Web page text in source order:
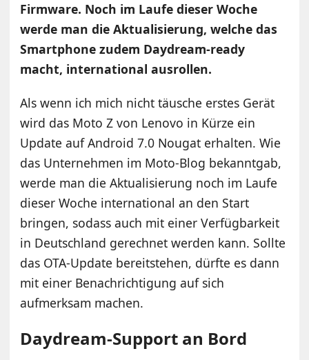
Firmware. Noch im Laufe dieser Woche
werde man die Aktualisierung, welche das
Smartphone zudem Daydream-ready
macht, international ausrollen.
Als wenn ich mich nicht täusche erstes Gerät
wird das Moto Z von Lenovo in Kürze ein
Update auf Android 7.0 Nougat erhalten. Wie
das Unternehmen im Moto-Blog bekanntgab,
werde man die Aktualisierung noch im Laufe
dieser Woche international an den Start
bringen, sodass auch mit einer Verfügbarkeit
in Deutschland gerechnet werden kann. Sollte
das OTA-Update bereitstehen, dürfte es dann
mit einer Benachrichtigung auf sich
aufmerksam machen.
Daydream-Support an Bord